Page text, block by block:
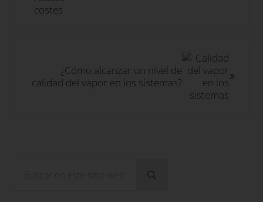
¿Cómo alcanzar un nivel de
calidad del vapor en los sistemas?
Enviar búsqueda